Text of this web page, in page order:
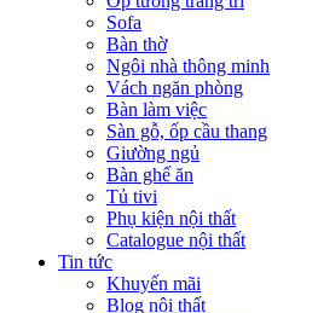
Sofa
Bàn thờ
Ngôi nhà thông minh
Vách ngăn phòng
Bàn làm việc
Sàn gỗ, ốp cầu thang
Giường ngủ
Bàn ghế ăn
Tủ tivi
Phụ kiện nội thất
Catalogue nội thất
Tin tức
Khuyến mãi
Blog nội thất